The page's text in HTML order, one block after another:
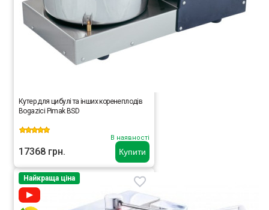
Купити
Кутер для цибулі та інших коренеплодів
Bogazici Pimak BSD
В наявності
17368 грн.
Найкраща ціна